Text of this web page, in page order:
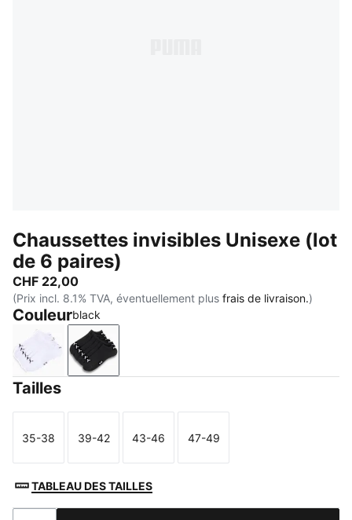
Chaussettes invisibles Unisexe (lot
de 6 paires)
CHF 22,00
(Prix incl. 8.1% TVA, éventuellement plus frais de livraison.)
Couleurblack
white black
Tailles
Taille
35-38
Taille
39-42
Taille
43-46
Taille
47-49
TABLEAU DES TAILLES